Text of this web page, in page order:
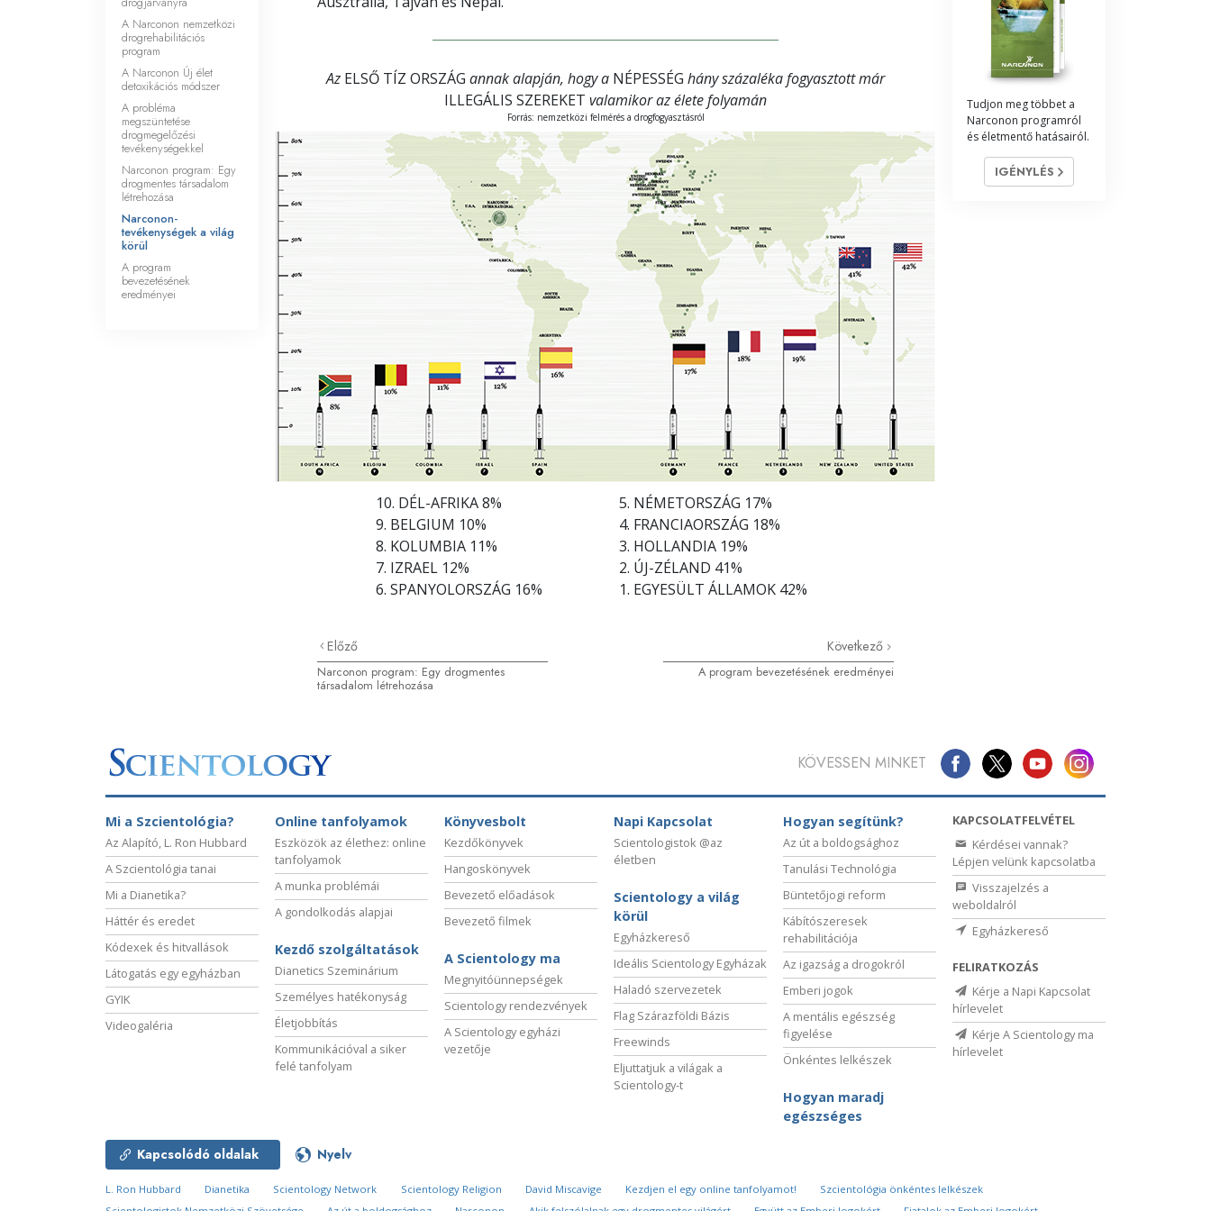
Mi a nagyság?
Megoldások a drogokra
Eszközök a munkahelyen
Az etika és az állapotok
A szervezés alapjai
A tanulás technológiája
Az ELSŐ TÍZ ORSZÁG annak alapján, hogy a NÉPESSÉG hány százaléka fogyasztott már
ILLEGÁLIS SZEREKET valamikor az élete folyamán
Forrás: nemzetközi felmérés a drogfogyasztásról
10. DÉL-AFRIKA 8%
9. BELGIUM 10%
8. KOLUMBIA 11%
7. IZRAEL 12%
6. SPANYOLORSZÁG 16%
5. NÉMETORSZÁG 17%
4. FRANCIAORSZÁG 18%
3. HOLLANDIA 19%
2. ÚJ-ZÉLAND 41%
1. EGYESÜLT ÁLLAMOK 42%
Előző
Narconon program: Egy drogmentes
társadalom létrehozása
Következő
A program bevezetésének eredményei
A Narconon nemzetközi
drogrehabilitációs
program
A Narconon Új élet
detoxikációs módszer
A probléma
megszüntetése
drogmegelőzési
tevékenységekkel
Narconon program: Egy
drogmentes társadalom
létrehozása
Narconon-
tevékenységek a világ
körül
A program
bevezetésének
eredményei
Tudjon meg többet a
Narconon programról
és életmentő hatásairól.
IGÉNYLÉS
KÖVESSEN MINKET
Mi a Szcientológia?
Az Alapító, L. Ron Hubbard
A Szcientológia tanai
Mi a Dianetika?
Háttér és eredet
Kódexek és hitvallások
Látogatás egy egyházban
GYIK
Videogaléria
Online tanfolyamok
Eszközök az élethez: online
tanfolyamok
A munka problémái
A gondolkodás alapjai
Kezdő szolgáltatások
Dianetics Szeminárium
Személyes hatékonyság
Életjobbítás
Kommunikációval a siker
felé tanfolyam
Könyvesbolt
Kezdőkönyvek
Hangoskönyvek
Bevezető előadások
Bevezető filmek
A Scientology ma
Megnyitóünnepségek
Scientology rendezvények
A Scientology egyházi
vezetője
Napi Kapcsolat
Scientologistok @az
életben
Scientology a világ
körül
Egyházkereső
Ideális Scientology Egyházak
Haladó szervezetek
Flag Szárazföldi Bázis
Freewinds
Eljuttatjuk a világak a
Scientology-t
Hogyan segítünk?
Az út a boldogsághoz
Tanulási Technológia
Büntetőjogi reform
Kábítószeresek
rehabilitációja
Az igazság a drogokról
Emberi jogok
A mentális egészség
figyelése
Önkéntes lelkészek
Hogyan maradj
egészséges
KAPCSOLATFELVÉTEL
Kérdései vannak?
Lépjen velünk kapcsolatba
Visszajelzés a
weboldalról
Egyházkereső
FELIRATKOZÁS
Kérje a Napi Kapcsolat
hírlevelet
Kérje A Scientology ma
hírlevelet
Kapcsolódó oldalak Nyelv
L. Ron Hubbard Dianetika Scientology Network Scientology Religion David Miscavige Kezdjen el egy online tanfolyamot!
Szcientológia önkéntes lelkészek